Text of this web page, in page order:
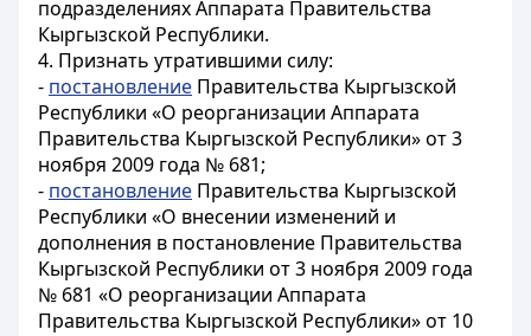
подразделениях Аппарата Правительства
Кыргызской Республики.
4. Признать утратившими силу:
- постановление Правительства Кыргызской
Республики «О реорганизации Аппарата
Правительства Кыргызской Республики» от 3
ноября 2009 года № 681;
- постановление Правительства Кыргызской
Республики «О внесении изменений и
дополнения в постановление Правительства
Кыргызской Республики от 3 ноября 2009 года
№ 681 «О реорганизации Аппарата
Правительства Кыргызской Республики» от 10